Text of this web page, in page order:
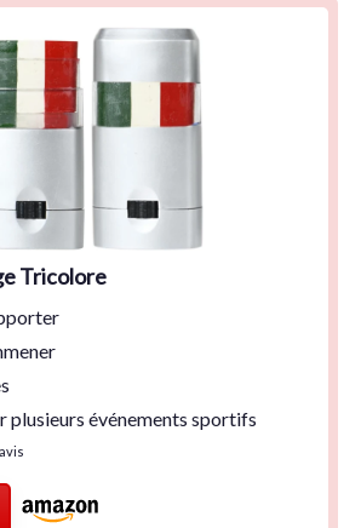
Tricolore
plusieurs événements sportifs